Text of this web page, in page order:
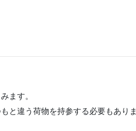
ます。
と違う荷物を持参する必要もありま